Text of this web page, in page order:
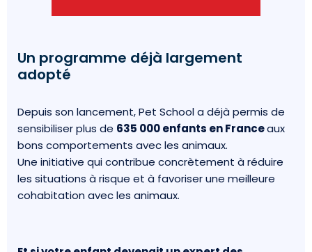
Un programme déjà largement
adopté
Depuis son lancement, Pet School a déjà permis de
sensibiliser plus de 635 000 enfants en Franceaux
bons comportements avec les animaux.
Une initiative qui contribue concrètement à réduire
les situations à risque et à favoriser une meilleure
cohabitation avec les animaux.